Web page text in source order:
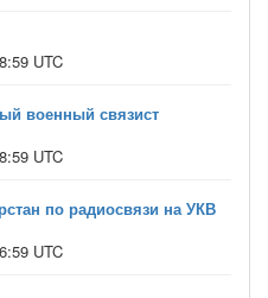
UTC
военный связист
UTC
по радиосвязи на УКВ
UTC